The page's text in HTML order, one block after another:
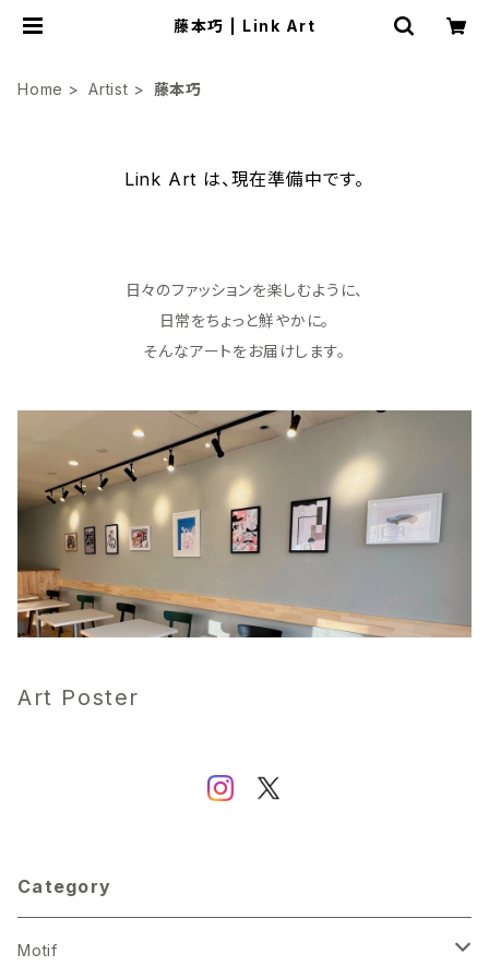
藤本巧 | Link Art
Home Artist 藤本巧
Link Art は、現在準備中です。
日々のファッションを楽しむように、
日常をちょっと鮮やかに。
そんなアートをお届けします。
Art Poster
Category
Motif